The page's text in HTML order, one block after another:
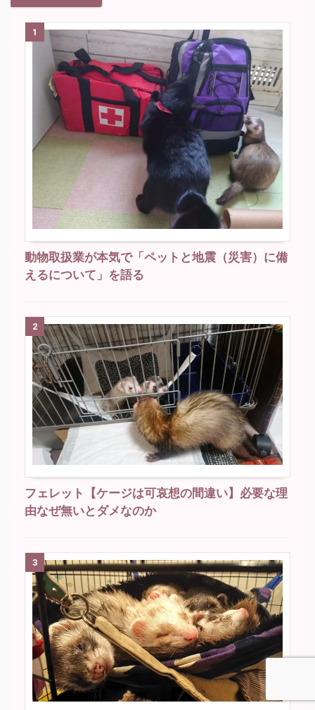
1
動物取扱業が本気で「ペットと地震（災害）に備
えるについて」を語る
2
フェレット【ケージは可哀想の間違い】必要な理
由なぜ無いとダメなのか
3